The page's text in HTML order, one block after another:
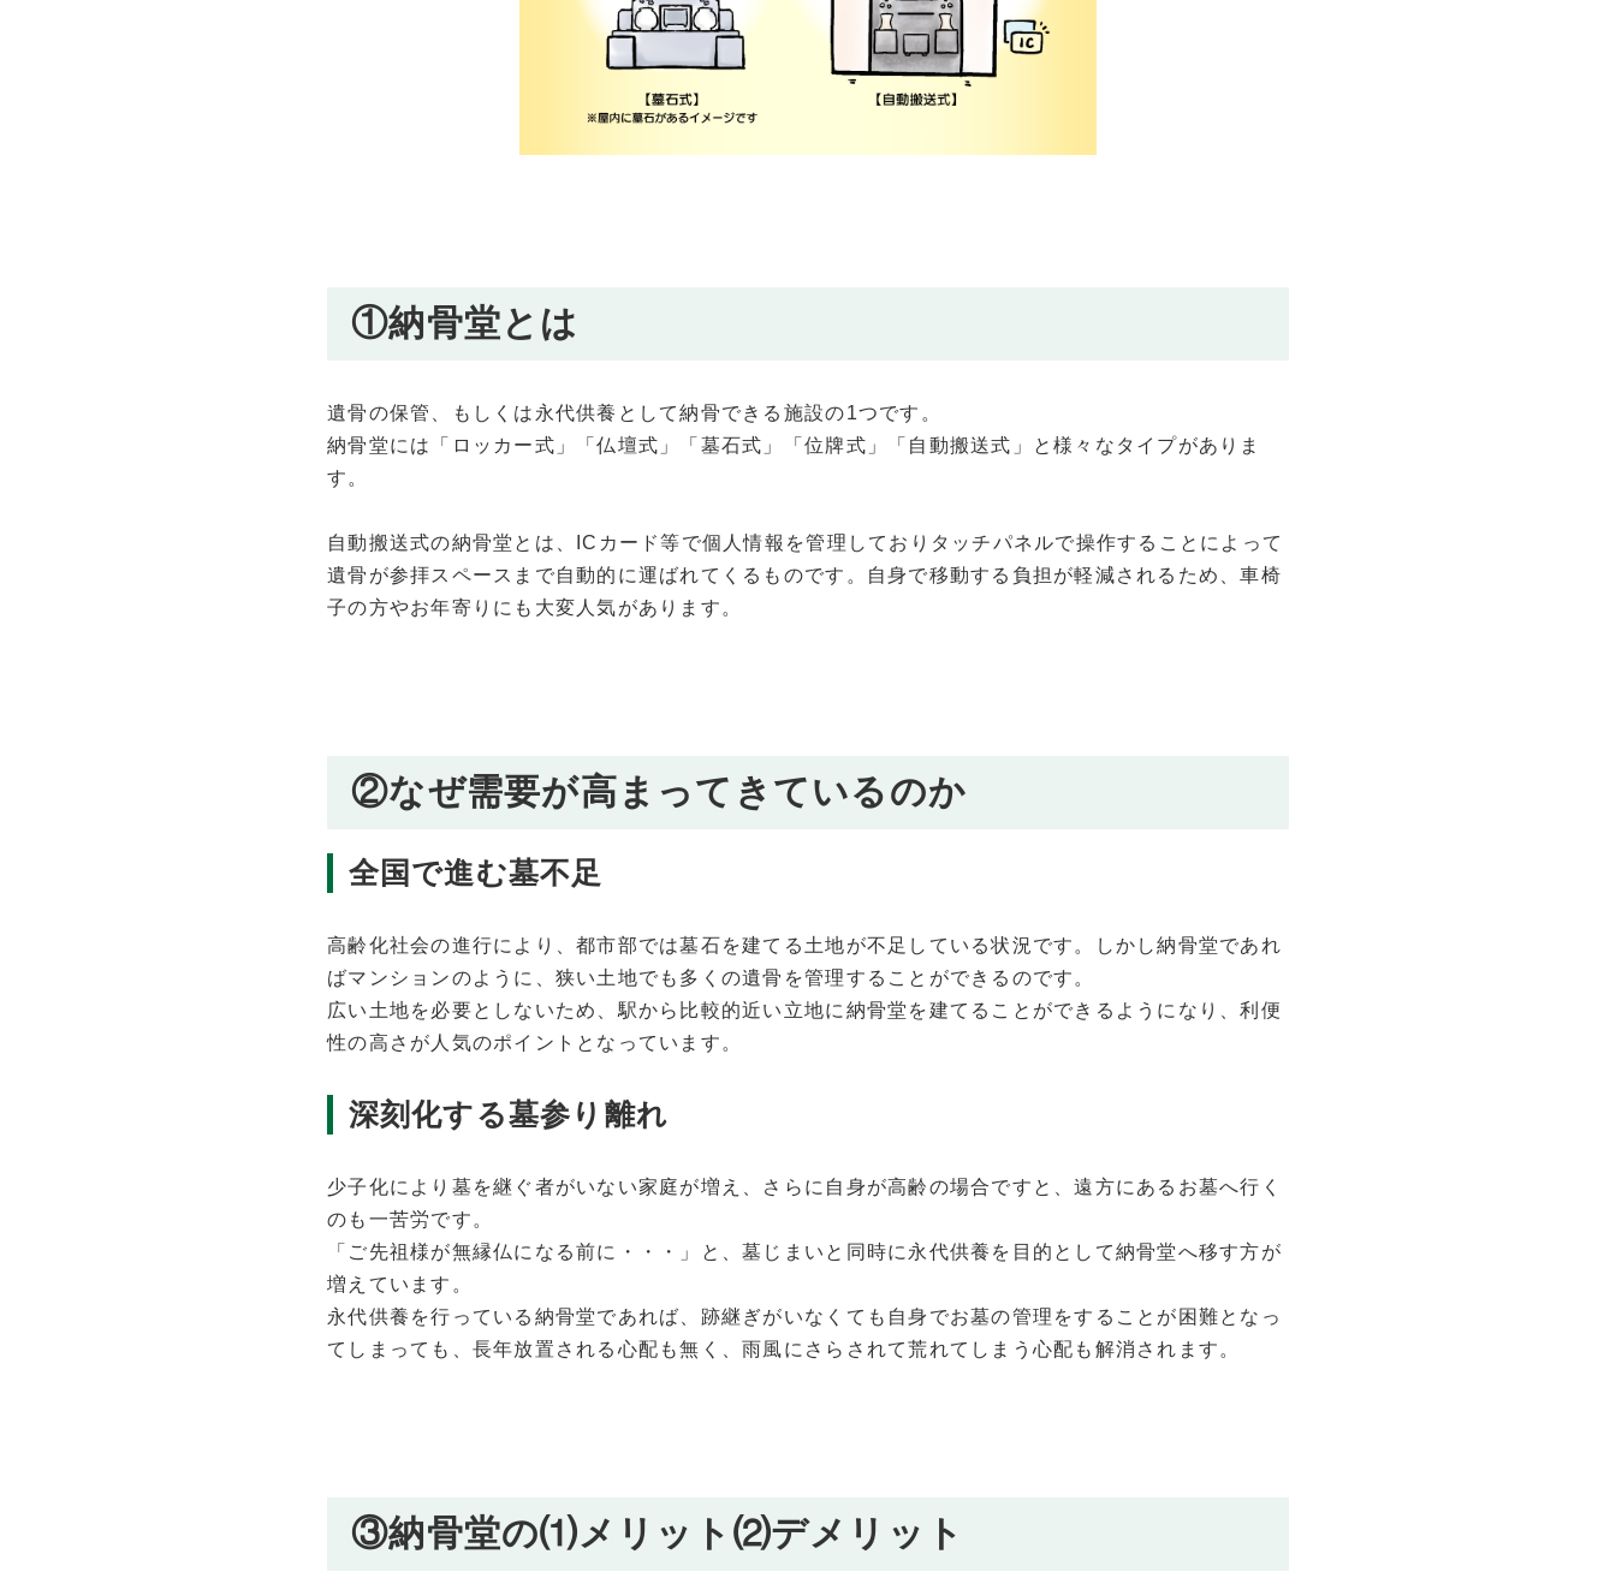
①納骨堂とは
遺骨の保管、もしくは永代供養として納骨できる施設の1つです。
納骨堂には「ロッカー式」「仏壇式」「墓石式」「位牌式」「自動搬送式」と様々なタイプがありま
す。
自動搬送式の納骨堂とは、ICカード等で個人情報を管理しておりタッチパネルで操作することによって
遺骨が参拝スペースまで自動的に運ばれてくるものです。自身で移動する負担が軽減されるため、車椅
子の方やお年寄りにも大変人気があります。
②なぜ需要が高まってきているのか
全国で進む墓不足
高齢化社会の進行により、都市部では墓石を建てる土地が不足している状況です。しかし納骨堂であれ
ばマンションのように、狭い土地でも多くの遺骨を管理することができるのです。
広い土地を必要としないため、駅から比較的近い立地に納骨堂を建てることができるようになり、利便
性の高さが人気のポイントとなっています。
深刻化する墓参り離れ
少子化により墓を継ぐ者がいない家庭が増え、さらに自身が高齢の場合ですと、遠方にあるお墓へ行く
のも一苦労です。
「ご先祖様が無縁仏になる前に・・・」と、墓じまいと同時に永代供養を目的として納骨堂へ移す方が
増えています。
永代供養を行っている納骨堂であれば、跡継ぎがいなくても自身でお墓の管理をすることが困難となっ
てしまっても、長年放置される心配も無く、雨風にさらされて荒れてしまう心配も解消されます。
③納骨堂の⑴メリット⑵デメリット